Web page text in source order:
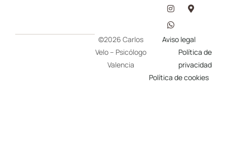
©2026 Carlos
Velo – Psicólogo
Valencia
Aviso legal
Política de
privacidad
Política de cookies